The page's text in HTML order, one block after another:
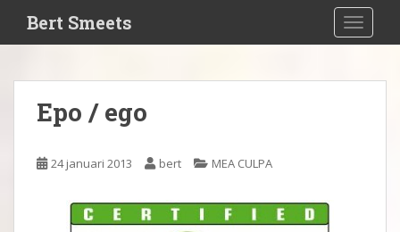
i
Bert Smeets
Epo / ego
24 januari 2013 bert MEA CULPA